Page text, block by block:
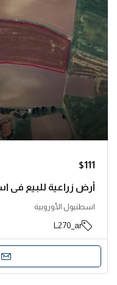
$111
اسطنبول الأوروبية
L270_ar